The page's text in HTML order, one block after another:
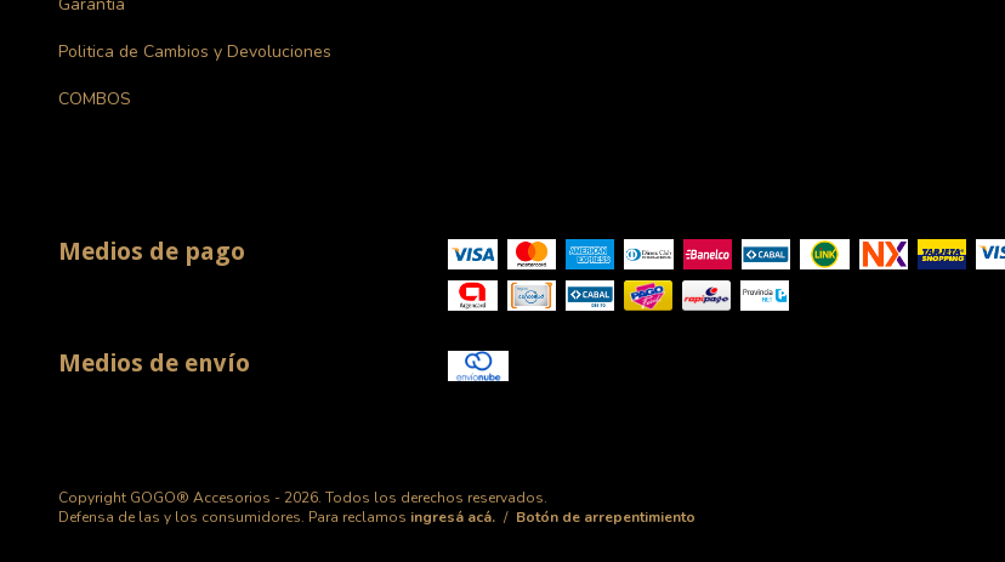
Garantia
Politica de Cambios y Devoluciones
COMBOS
Medios de pago
Medios de envío
Copyright GOGO® Accesorios - 2026. Todos los derechos reservados.
Defensa de las y los consumidores. Para reclamos ingresá acá. / Botón de arrepentimiento